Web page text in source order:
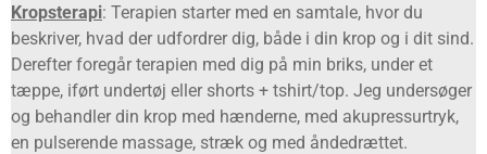
Kropsterapi: Terapien starter med en samtale, hvor du
beskriver, hvad der udfordrer dig, både i din krop og i dit sind.
Derefter foregår terapien med dig på min briks, under et
tæppe, iført undertøj eller shorts + tshirt/top. Jeg undersøger
og behandler din krop med hænderne, med akupressurtryk,
en pulserende massage, stræk og med åndedrættet.